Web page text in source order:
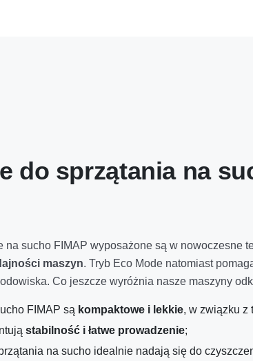
do sprzątania na
na sucho FIMAP wyposażone są w nowoczesne
maszyn. Tryb Eco Mode natomiast
Co jeszcze wyróżnia nasze maszyny
FIMAP są kompaktowe i lekkie, w związku z
stabilność i łatwe prowadzenie;
na sucho idealnie nadają się do